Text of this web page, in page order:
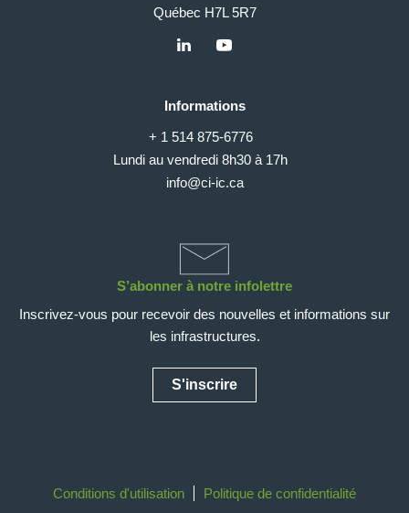
Québec H7L 5R7
Informations
+ 1 514 875-6776
Lundi au vendredi 8h30 à 17h
info@ci-ic.ca
S’abonner à notre infolettre
Inscrivez-vous pour recevoir des nouvelles et informations sur
les infrastructures.
S'inscrire
Conditions d'utilisation Politique de confidentialité